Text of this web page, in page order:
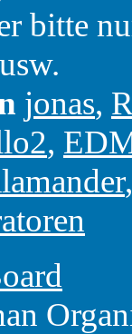
bitte
jonas,
,